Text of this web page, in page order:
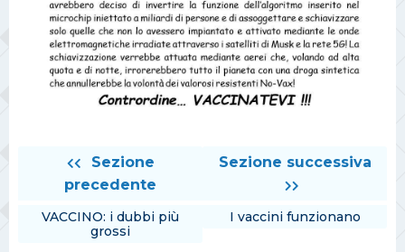
Sezione
precedente
VACCINO: i dubbi più
grossi
Sezione successiva
I vaccini funzionano